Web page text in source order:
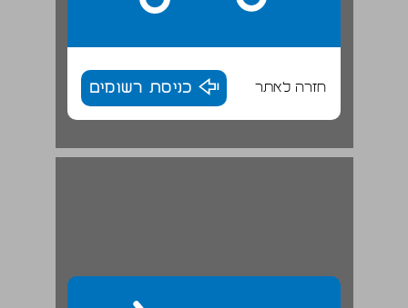
חזרה לאתר כניסת רשומים